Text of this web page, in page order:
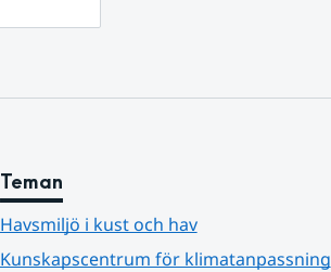
Teman
Havsmiljö i kust och hav
Kunskapscentrum för klimatanpassning